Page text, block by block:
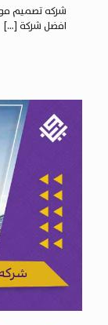
شركه تصميم
افضل شركة[…]